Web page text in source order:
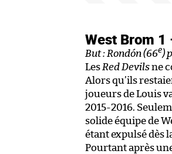
West Brom
But : Rondón (66e)
Les Red Devilsne
Alors qu’ils
joueurs de Louis
2015-2016.
solide équipe de
étant expulsé dès
Pourtant après